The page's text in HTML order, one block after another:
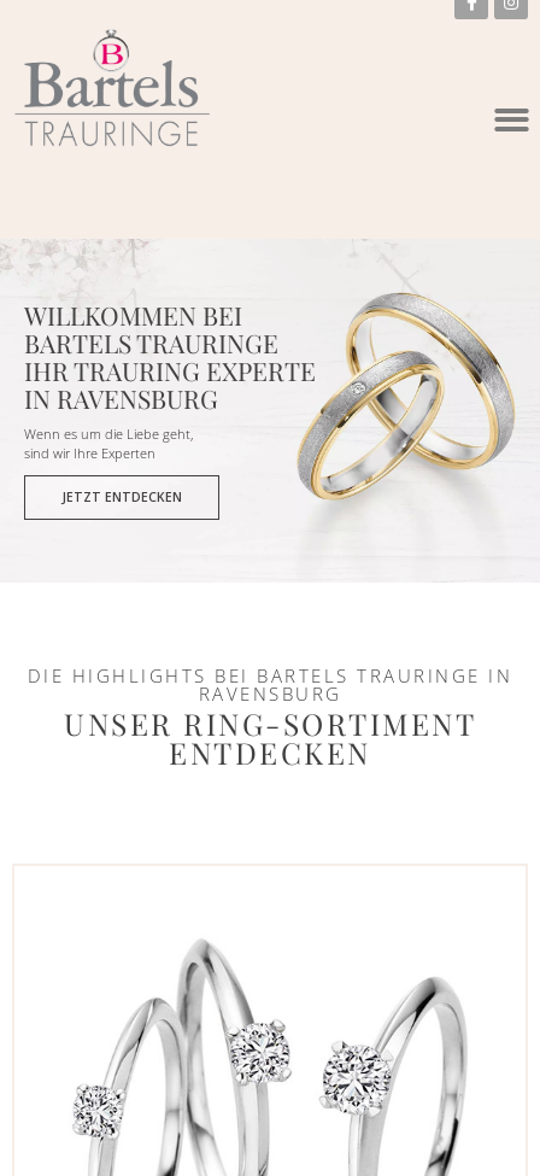
WILLKOMMEN BEI
BARTELS TRAURINGE
IHR TRAURING EXPERTE
IN RAVENSBURG
Wenn es um die Liebe geht,
sind wir Ihre Experten
JETZT ENTDECKEN
DIE HIGHLIGHTS BEI BARTELS TRAURINGE IN
RAVENSBURG
UNSER RING-SORTIMENT
ENTDECKEN